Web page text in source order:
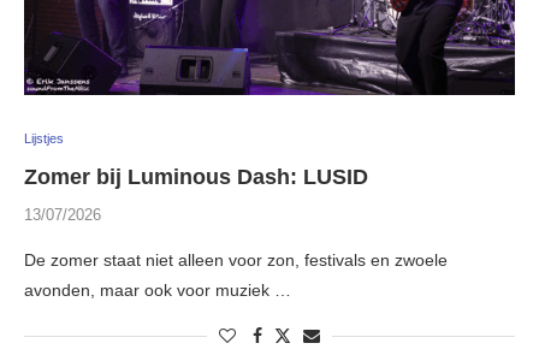
Lijstjes
Zomer bij Luminous Dash: LUSID
13/07/2026
De zomer staat niet alleen voor zon, festivals en zwoele
avonden, maar ook voor muziek …